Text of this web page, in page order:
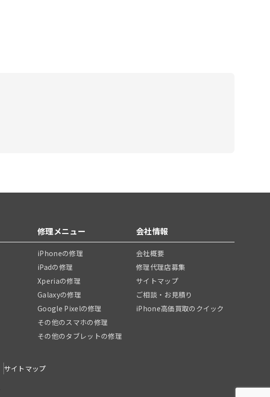
修理メニュー
iPhoneの修理
iPadの修理
Xperiaの修理
Galaxyの修理
Google Pixelの修理
その他のスマホの修理
その他のタブレットの修理
会社情報
会社概要
修理代理店募集
サイトマップ
ご相談・お見積り
iPhone高価買取のクイック
サイトマップ